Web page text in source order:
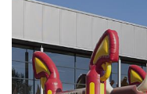
Photobooths
Videografie